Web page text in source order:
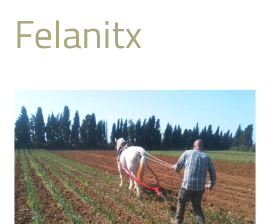
Felanitx